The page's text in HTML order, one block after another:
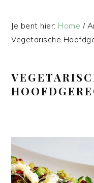
Je bent hier: Home /
Vegetarische